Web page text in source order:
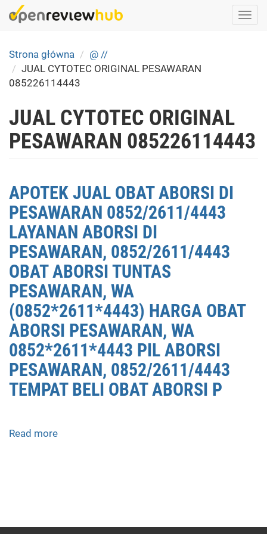
Skip
to
content
Strona główna
@ //
JUAL CYTOTEC ORIGINAL PESAWARAN
085226114443
JUAL CYTOTEC ORIGINAL
PESAWARAN 085226114443
APOTEK JUAL OBAT ABORSI DI
PESAWARAN 0852/2611/4443
LAYANAN ABORSI DI
PESAWARAN, 0852/2611/4443
OBAT ABORSI TUNTAS
PESAWARAN, WA
(0852*2611*4443) HARGA OBAT
ABORSI PESAWARAN, WA
0852*2611*4443 PIL ABORSI
PESAWARAN, 0852/2611/4443
TEMPAT BELI OBAT ABORSI P
Read more